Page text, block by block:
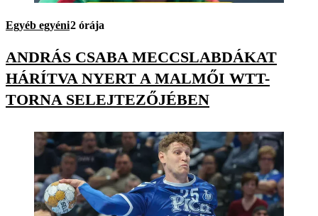
Egyéb egyéni2 órája
ANDRÁS CSABA MECCSLABDÁKAT
HÁRÍTVA NYERT A MALMŐI WTT-
TORNA SELEJTEZŐJÉBEN